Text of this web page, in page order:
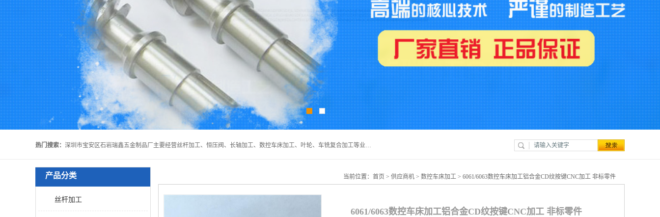
热门搜索： 深圳市宝安区石岩瑞鑫五金制品厂主要经营丝杆加工、恒压阀、长轴加工、数控车床加工、叶轮、车铣复合加工等业务,深圳市宝安区石岩瑞鑫五金制品厂产品广泛应用于按摩椅、各类阀门、电机等石化类、机械类产品.
产品分类
丝杆加工
当前位置： 首页 > 供应商机 > 数控车床加工 > 6061/6063数控车床加工铝合金CD纹按键CNC加工 非标零件
6061/6063数控车床加工铝合金CD纹按键CNC加工 非标零件